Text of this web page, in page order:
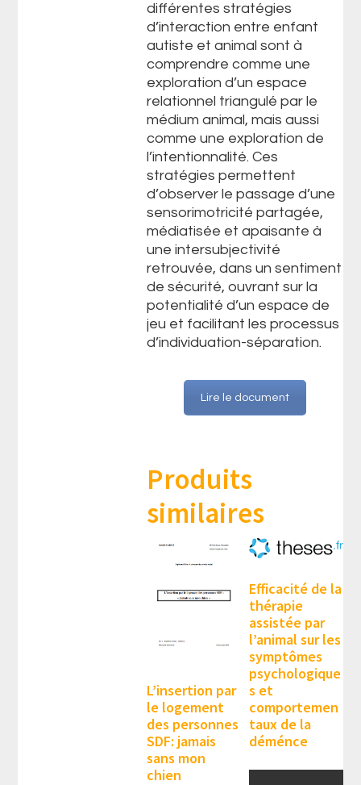
différentes stratégies
d’interaction entre enfant
autiste et animal sont à
comprendre comme une
exploration d’un espace
relationnel triangulé par le
médium animal, mais aussi
comme une exploration de
l’intentionnalité. Ces
stratégies permettent
d’observer le passage d’une
sensorimotricité partagée,
médiatisée et apaisante à
une intersubjectivité
retrouvée, dans un sentiment
de sécurité, ouvrant sur la
potentialité d’un espace de
jeu et facilitant les processus
d’individuation-séparation.
Lire le document
Produits
similaires
L’insertion par
le logement
des personnes
SDF: jamais
sans mon
chien
Efficacité de la
thérapie
assistée par
l’animal sur les
symptômes
psychologique
s et
comportemen
taux de la
déménce